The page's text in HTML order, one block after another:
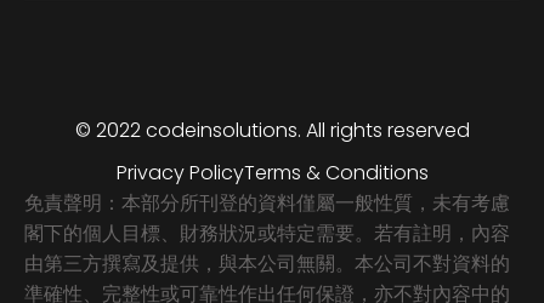
© 2022 codeinsolutions. All rights reserved
Privacy PolicyTerms & Conditions
免責聲明：本部分所刊登的資料僅屬一般性質，未有考慮
閣下的個人目標、財務狀況或特定需要。若有註明，內容
由第三方撰寫及提供，與本公司無關。本公司不對資料的
準確性、完整性或可靠性作出任何保證，亦不對內容中的